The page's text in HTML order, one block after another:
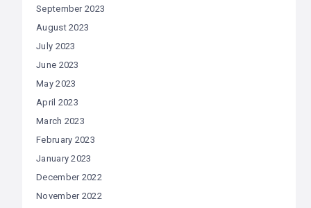
September 2023
August 2023
July 2023
June 2023
May 2023
April 2023
March 2023
February 2023
January 2023
December 2022
November 2022